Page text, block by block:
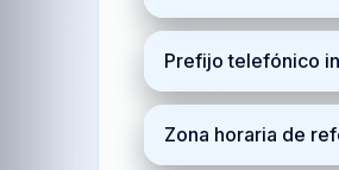
Prefijo telefónico
Zona horaria de